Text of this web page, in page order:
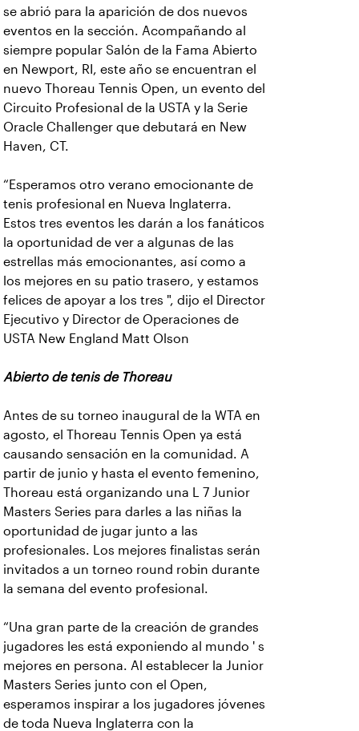
se abrió para la aparición de dos nuevos
eventos en la sección. Acompañando al
siempre popular Salón de la Fama Abierto
en Newport, RI, este año se encuentran el
nuevo Thoreau Tennis Open, un evento del
Circuito Profesional de la USTA y la Serie
Oracle Challenger que debutará en New
Haven, CT.
“Esperamos otro verano emocionante de
tenis profesional en Nueva Inglaterra.
Estos tres eventos les darán a los fanáticos
la oportunidad de ver a algunas de las
estrellas más emocionantes, así como a
los mejores en su patio trasero, y estamos
felices de apoyar a los tres ", dijo el Director
Ejecutivo y Director de Operaciones de
USTA New England Matt Olson
Abierto de tenis de Thoreau
Antes de su torneo inaugural de la WTA en
agosto, el Thoreau Tennis Open ya está
causando sensación en la comunidad. A
partir de junio y hasta el evento femenino,
Thoreau está organizando una L 7 Junior
Masters Series para darles a las niñas la
oportunidad de jugar junto a las
profesionales. Los mejores finalistas serán
invitados a un torneo round robin durante
la semana del evento profesional.
“Una gran parte de la creación de grandes
jugadores les está exponiendo al mundo ' s
mejores en persona. Al establecer la Junior
Masters Series junto con el Open,
esperamos inspirar a los jugadores jóvenes
de toda Nueva Inglaterra con la